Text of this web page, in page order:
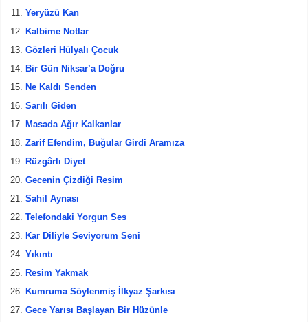
Yeryüzü Kan
Kalbime Notlar
Gözleri Hülyalı Çocuk
Bir Gün Niksar’a Doğru
Ne Kaldı Senden
Sarılı Giden
Masada Ağır Kalkanlar
Zarif Efendim, Buğular Girdi Aramıza
Rüzgârlı Diyet
Gecenin Çizdiği Resim
Sahil Aynası
Telefondaki Yorgun Ses
Kar Diliyle Seviyorum Seni
Yıkıntı
Resim Yakmak
Kumruma Söylenmiş İlkyaz Şarkısı
Gece Yarısı Başlayan Bir Hüzünle